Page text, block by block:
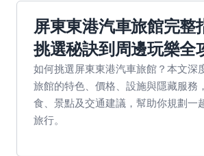
屏東東港汽車旅館完整
挑選秘訣到周邊玩樂全
如何挑選屏東東港汽車旅館？本文深
旅館的特色、價格、設施與隱藏服務
食、景點及交通建議，幫助你規劃一
旅行。